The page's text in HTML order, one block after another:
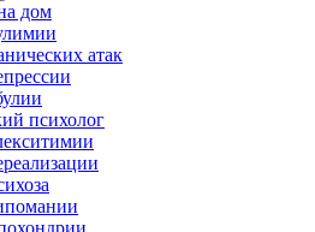
дом
атак
психолог